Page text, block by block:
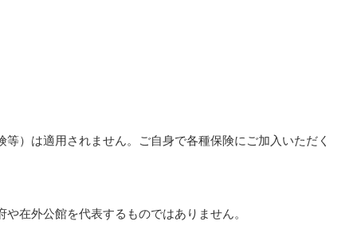
）は適用されません。ご自身で各種保険にご加入いただく
在外公館を代表するものではありません。